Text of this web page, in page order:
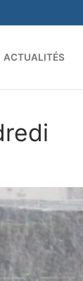
ACTUALITÉS